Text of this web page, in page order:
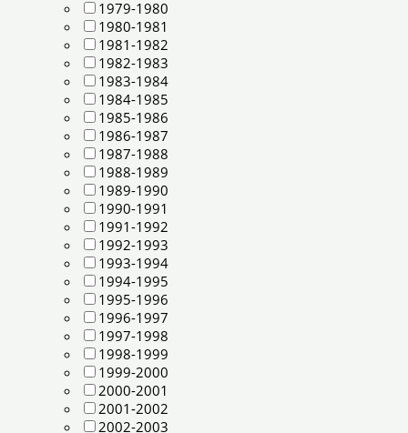
1979-1980
1980-1981
1981-1982
1982-1983
1983-1984
1984-1985
1985-1986
1986-1987
1987-1988
1988-1989
1989-1990
1990-1991
1991-1992
1992-1993
1993-1994
1994-1995
1995-1996
1996-1997
1997-1998
1998-1999
1999-2000
2000-2001
2001-2002
2002-2003